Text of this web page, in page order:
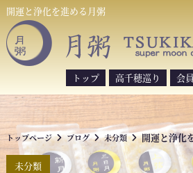
o
o
n
開運と浄化を進める月粥
トップ 高千穂巡り 会
トップページ ブログ 未分類 開運と浄化
未分類